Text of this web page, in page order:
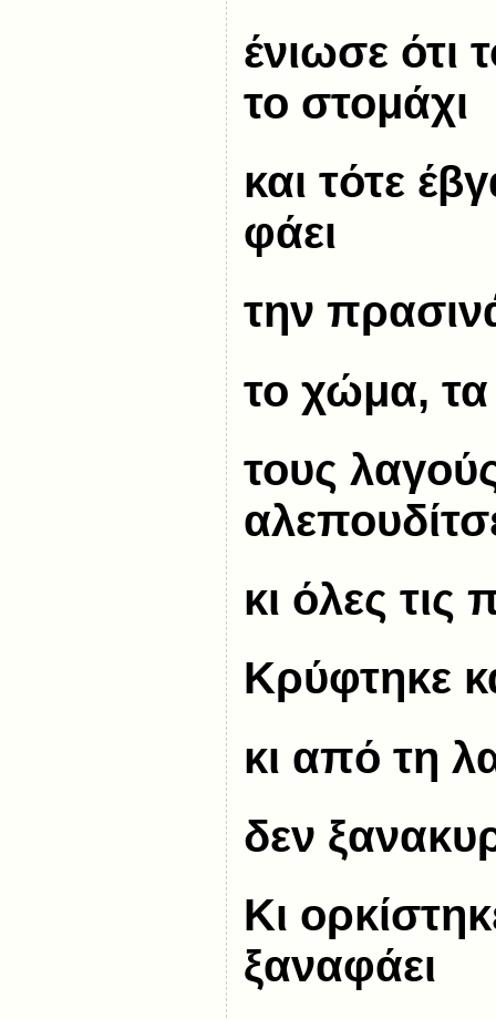
ένιωσε ότι
το στομάχι
και τότε
φάει
την
το χώμα,
τους
κι όλες τις
Κρύφτηκε
κι από τη
δεν
Κι
ξαναφάει